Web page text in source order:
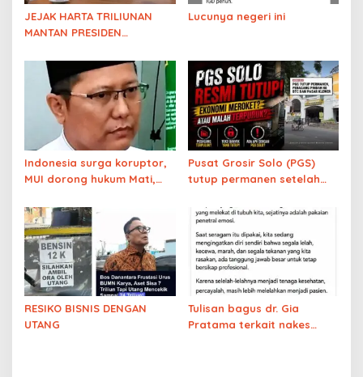
JEJAK HARTA TRILIUNAN
MANTAN PRESIDEN
Pengamat soal
Kejanggalan Harta
Keluarga Solo
Lucunya negeri ini
Indonesia surga koruptor,
MUI dorong hukum Mati,
Pusat Grosir Solo (PGS)
tutup permanen setelah
tahun. Ekonomi meroket?
RESIKO BISNIS DENGAN
UTANG
Tulisan bagus dr. Gia
Pratama terkait nakes